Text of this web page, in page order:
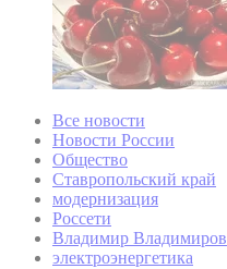
Все новости
Новости России
Общество
Ставропольский край
модернизация
Россети
Владимир Владимиров
электроэнергетика